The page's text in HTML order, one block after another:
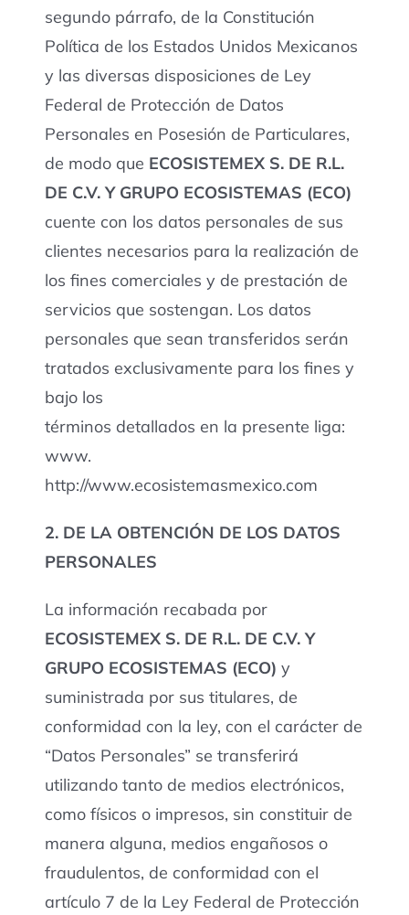
segundo párrafo, de la Constitución
Política de los Estados Unidos Mexicanos
y las diversas disposiciones de Ley
Federal de Protección de Datos
Personales en Posesión de Particulares,
de modo que ECOSISTEMEX S. DE R.L.
DE C.V. Y GRUPO ECOSISTEMAS (ECO)
cuente con los datos personales de sus
clientes necesarios para la realización de
los fines comerciales y de prestación de
servicios que sostengan. Los datos
personales que sean transferidos serán
tratados exclusivamente para los fines y
bajo los
términos detallados en la presente liga:
www.
http://www.ecosistemasmexico.com
2. DE LA OBTENCIÓN DE LOS DATOS
PERSONALES
La información recabada por
ECOSISTEMEX S. DE R.L. DE C.V. Y
GRUPO ECOSISTEMAS (ECO) y
suministrada por sus titulares, de
conformidad con la ley, con el carácter de
“Datos Personales” se transferirá
utilizando tanto de medios electrónicos,
como físicos o impresos, sin constituir de
manera alguna, medios engañosos o
fraudulentos, de conformidad con el
artículo 7 de la Ley Federal de Protección